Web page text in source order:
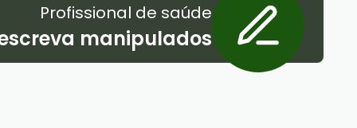
Profissional de saúde
manipulados